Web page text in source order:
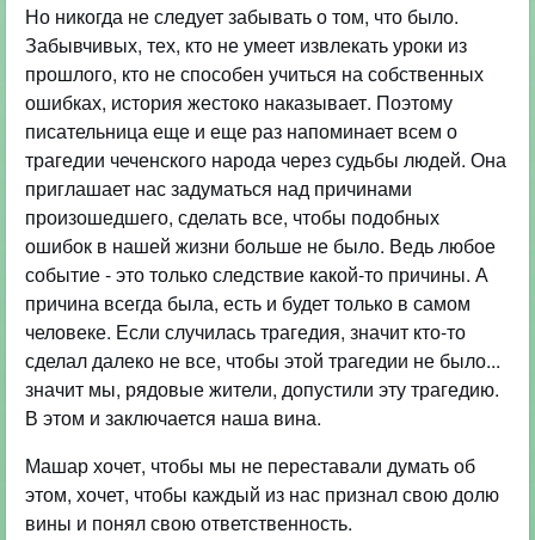
Но никогда не следует забывать о том, что было.
Забывчивых, тех, кто не умеет извлекать уроки из
прошлого, кто не способен учиться на собственных
ошибках, история жестоко наказывает. Поэтому
писательница еще и еще раз напоминает всем о
трагедии чеченского народа через судьбы людей. Она
приглашает нас задуматься над причинами
произошедшего, сделать все, чтобы подобных
ошибок в нашей жизни больше не было. Ведь любое
событие - это только следствие какой-то причины. А
причина всегда была, есть и будет только в самом
человеке. Если случилась трагедия, значит кто-то
сделал далеко не все, чтобы этой трагедии не было...
значит мы, рядовые жители, допустили эту трагедию.
В этом и заключается наша вина.
Машар хочет, чтобы мы не переставали думать об
этом, хочет, чтобы каждый из нас признал свою долю
вины и понял свою ответственность.